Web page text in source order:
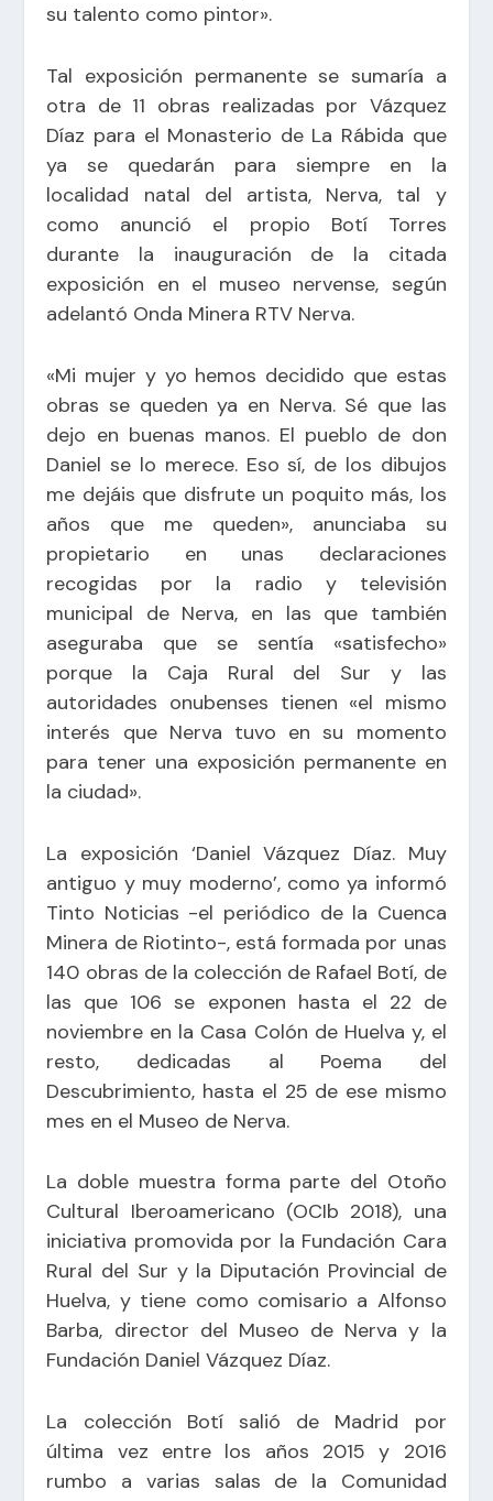
su talento como pintor».
Tal exposición permanente se sumaría a
otra de 11 obras realizadas por Vázquez
Díaz para el Monasterio de La Rábida que
ya se quedarán para siempre en la
localidad natal del artista, Nerva, tal y
como anunció el propio Botí Torres
durante la inauguración de la citada
exposición en el museo nervense, según
adelantó Onda Minera RTV Nerva.
«Mi mujer y yo hemos decidido que estas
obras se queden ya en Nerva. Sé que las
dejo en buenas manos. El pueblo de don
Daniel se lo merece. Eso sí, de los dibujos
me dejáis que disfrute un poquito más, los
años que me queden», anunciaba su
propietario en unas declaraciones
recogidas por la radio y televisión
municipal de Nerva, en las que también
aseguraba que se sentía «satisfecho»
porque la Caja Rural del Sur y las
autoridades onubenses tienen «el mismo
interés que Nerva tuvo en su momento
para tener una exposición permanente en
la ciudad».
La exposición ‘Daniel Vázquez Díaz. Muy
antiguo y muy moderno’, como ya informó
Tinto Noticias -el periódico de la Cuenca
Minera de Riotinto-, está formada por unas
140 obras de la colección de Rafael Botí, de
las que 106 se exponen hasta el 22 de
noviembre en la Casa Colón de Huelva y, el
resto, dedicadas al Poema del
Descubrimiento, hasta el 25 de ese mismo
mes en el Museo de Nerva.
La doble muestra forma parte del Otoño
Cultural Iberoamericano (OCIb 2018), una
iniciativa promovida por la Fundación Cara
Rural del Sur y la Diputación Provincial de
Huelva, y tiene como comisario a Alfonso
Barba, director del Museo de Nerva y la
Fundación Daniel Vázquez Díaz.
La colección Botí salió de Madrid por
última vez entre los años 2015 y 2016
rumbo a varias salas de la Comunidad